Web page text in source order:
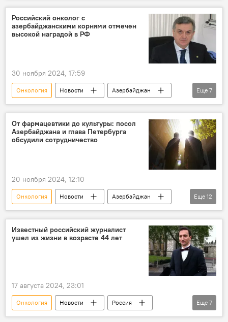
Министерство здравоохранения АР
Онкологические заболевания
Рак
Российский онколог с
азербайджанскими корнями отмечен
высокой наградой в РФ
30 ноября 2024, 17:59
Онкология Новости
Азербайджан
Россия
Премия
Наука
Медицина
Орден
Диаспора
Российская академия наук (РАН)
Еще 7
От фармацевтики до культуры: посол
Азербайджана и глава Петербурга
обсудили сотрудничество
20 ноября 2024, 12:10
Онкология Новости
Азербайджан
Россия
Санкт-Петербург
посол Азербайджана в России Рахман Мустафаев
губернатор Петербурга Александр Беглов
Образование
Молодежь
Узеир Гаджибейли
Еще 12
Известный российский журналист
ушел из жизни в возрасте 44 лет
17 августа 2024, 23:01
Онкология Новости
Россия
Общество
Журналистика
Еще 7